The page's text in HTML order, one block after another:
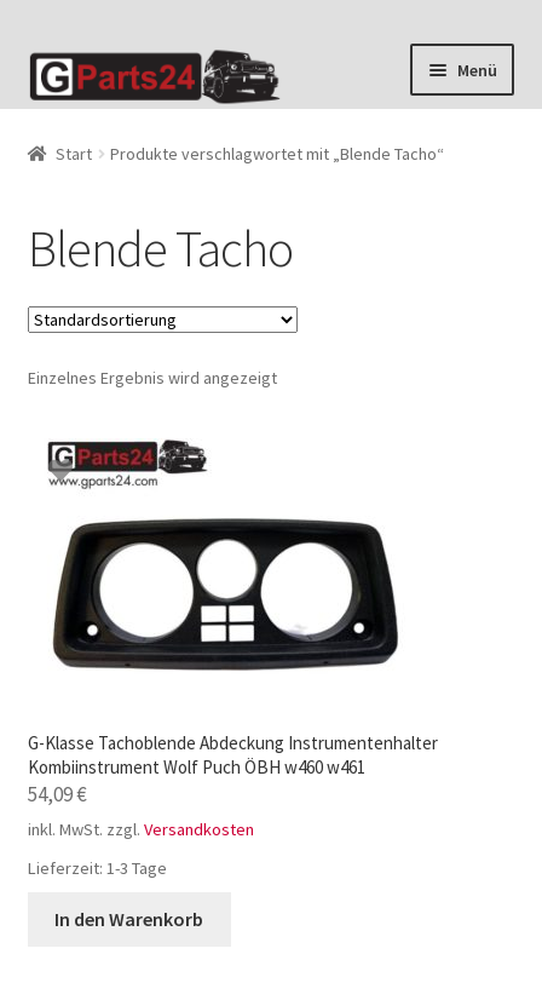
Zur
Navigation
Zum
Inhalt
Menü
Start Produkte verschlagwortet mit „Blende Tacho“
Blende Tacho
Einzelnes Ergebnis wird angezeigt
G-Klasse Tachoblende Abdeckung Instrumentenhalter
Kombiinstrument Wolf Puch ÖBH w460 w461
54,09€
inkl. MwSt. zzgl. Versandkosten
Lieferzeit: 1-3 Tage
In den Warenkorb